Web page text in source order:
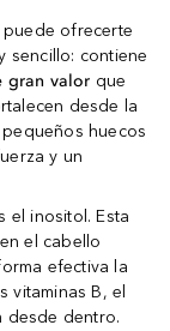
ofrecerte
sencillo: contiene
gran valor que
desde la
huecos
y un
el inositol. Esta
el cabello
efectiva la
vitaminas B, el
desde dentro.